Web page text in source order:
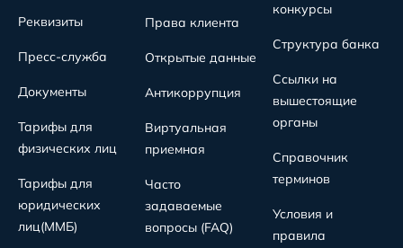
Реквизиты
Пресс-служба
Документы
Тарифы для
физических лиц
Тарифы для
юридических
лиц(MMБ)
Права клиента
Открытые данные
Антикоррупция
Виртуальная
приемная
Часто
задаваемые
вопросы (FAQ)
конкурсы
Структура банка
Ссылки на
вышестоящие
органы
Справочник
терминов
Условия и
правила